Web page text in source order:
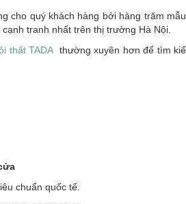
cho quý khách hàng bởi hàng trăm
tranh nhất trên thị trường Hà Nội.
thất TADA thường xuyên hơn để tìm
chuẩn quốc tế.